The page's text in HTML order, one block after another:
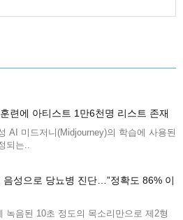
련에 아티스트 1만6천명 리스트 존재
AI 미드저니(Midjourney)의 학습에 사용된
되는..
음성으로 당뇨병 진단…”정확도 86% 이
녹음된 10초 정도의 목소리만으로 제2형